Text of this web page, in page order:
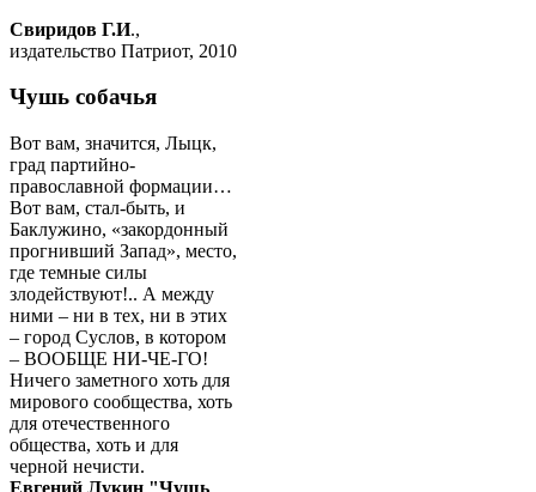
Свиридов Г.И.,
издательство Патриот, 2010
Чушь собачья
Вот вам, значится, Лыцк,
град партийно-
православной формации…
Вот вам, стал-быть, и
Баклужино, «закордонный
прогнивший Запад», место,
где темные силы
злодействуют!.. А между
ними – ни в тех, ни в этих
– город Суслов, в котором
– ВООБЩЕ НИ-ЧЕ-ГО!
Ничего заметного хоть для
мирового сообщества, хоть
для отечественного
общества, хоть и для
черной нечисти.